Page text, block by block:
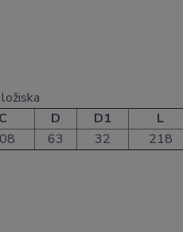
C D D1 L
63 32 218